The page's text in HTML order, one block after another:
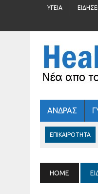
ΥΓΕΊΑ
ΑΝΔΡΑΣ
ΕΠΙΚΑΙΡΌΤΗΤΑ
30/07/2026 |
HOME